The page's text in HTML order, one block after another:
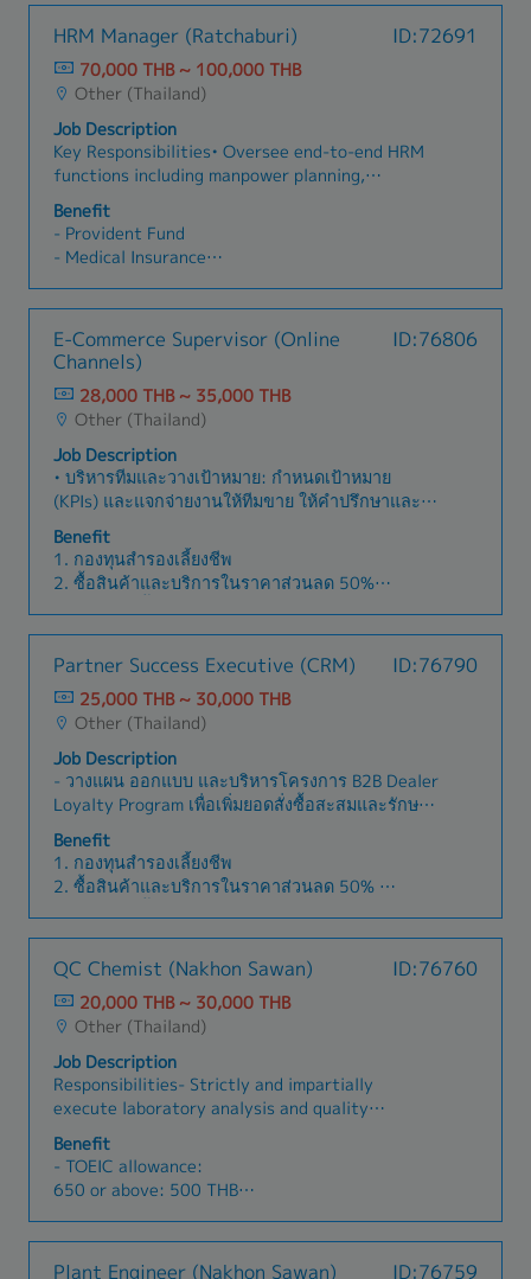
automations e.g. PLC, HMI, Sensor, etc.- Using
CAD software for drawing 2D & 3D design and
simulation - Coordinate with supplier for
Automation’s fabrication.- Preparation of
progressive weekly/monthly report of assigned
project.- Support quote and provide automation
solutions and technical to team and the
customers.- Take consulting role to support for
troubleshooting, maintenance, and manage of
required spare parts
- Group Life Insurance cover for Death and
Accidental case including to hospitalized
expenses (IPD).
- Medical Expenses claimed with the company
for OPD (Out-Patient) case.
- Provident Fund
- Annual Health Check-up
- Company’s gathering party and outing trip
HRM Manager (Ratchaburi) ID:72691
70,000 THB ~ 100,000 THB
Other (Thailand)
Job Description
Key Responsibilities• Oversee end-to-end HRM
functions including manpower planning,
recruitment, compensation, and benefits •
Develop annual manpower plans and budgets
aligned with organizational structure and
business needs • Drive proactive recruitment
strategies and sourcing approaches to attract
structure, workforce planning, and team
operations systematically • Design and manage
compensation, benefits, and incentive programs
aligned with job levels and business objectives •
regulations, and labor law matters to
management and employees
Benefit
- Provident Fund
- Medical Insurance
- Bonus
- Merit Increment
E-Commerce Supervisor (Online
Channels)
ID:76806
28,000 THB ~ 35,000 THB
Other (Thailand)
Job Description
• บริหารทีมและวางเป้าหมาย: กำหนดเป้าหมาย
(KPIs) และแจกจ่ายงานให้ทีมขาย ให้คำปรึกษาและ
เป็นโค้ชเพื่อปิดการขาย• ควบคุมช่องทางออนไลน์
ดูแลร้านค้าบน [Marketplace] ต่างๆ เช่น Shopee,
Lazada และ TikTok รวมถึงจัดการโฆษณาบน Social
Media เพื่อกระตุ้นยอดขายและ Traffic• จัดการระบบ
หลังบ้าน ควบคุมคุณภาพการตอบแชท (Chat
ต่อรูปภาพสินค้าเพื่อใช้ในการขายแพลตฟอร์มดิจิทัล•
วางแผนร่วมกับฝ่ายการตลาดในการทำ Flash Sale,
โปรโมชั่นประจำเดือน (Double Day) และการซื้อ
โฆษณา• ดูแลความพึงพอใจของลูกค้าและจัดการ
ปัญหาต่างๆ ที่เกิดขึ้นเพื่อสร้างความเชื่อถือระยะยาว•
ประสานงานกับแผนกอื่นๆ เช่น โลจิสติกส์ และบัญชี
เพื่อให้บริการลูกค้าราบรื่น
Benefit
1. กองทุนสำรองเลี้ยงชีพ
2. ซื้อสินค้าและบริการในราคาส่วนลด 50%
เงื่อนไข*
4. มีการปรับเงินเดือนและจ่ายโบนัสประจำปี (ตามผล
ประกอบการ)
5. มอบทองคำสำหรับพนักงานที่มีอายุงานครบตาม
เงื่อนไข
6. เงินช่วยเหลือกรณีพนักงานและญาติพนักงานเสีย
ชีวิต
7. ประกันกลุ่ม
8. ตรวจสุขภาพประจำปี
9. วันลาทุกประเภทตามเกณฑ์บริษัททั่วไป
Partner Success Executive (CRM) ID:76790
25,000 THB ~ 30,000 THB
Other (Thailand)
Job Description
- วางแผน ออกแบบ และบริหารโครงการ B2B Dealer
Loyalty Program เพื่อเพิ่มยอดสั่งซื้อสะสมและรักษา
ความสัมพันธ์อันดีกับกลุ่มดีลเลอร์ - ควบคุมดูแลและ
ตรวจสอบระบบลงทะเบียนรับประกันยางออนไลน์
(B2C Tire Warranty) เพื่อบริหารจัดการ First-party
Data ให้ถูกต้องและปลอดภัย - บริหารจัดการระบบ
CRM (LINE OA SMS Email) เพื่อส่งมอบสิทธิ
วงจรการใช้งานของลูกค้าแต่ละกลุ่ม - พัฒนาและ
ออกแบบสิทธิประโยชน์บริการหลังการขาย (After-
sales Perks) และกิจกรรมส่งเสริมการขายเพื่อดึงดูด
ลูกค้าให้กลับมาใช้บริการที่ร้านดีลเลอร์ - ดำเนินการ
สำรวจ ติดตาม และสรุปผลดัชนีความพึงพอใจของ
ลูกค้า (NPS & Customer Feedback) เพื่อนำมา
ประเมินและปรับปรุงผลิตภัณฑ์และการบริการ - จัดทำ
และผลักดันแคมเปญ Referral Program (เพื่อน
แนะนำเพื่อน) เพื่อกระตุ้นยอดขายและขยายฐาน
ลูกค้าใหม่ด้วยพลังบอกต่ออย่างมีประสิทธิภาพ -
Benefit
1. กองทุนสำรองเลี้ยงชีพ
2. ซื้อสินค้าและบริการในราคาส่วนลด 50%
เงื่อนไข*
4. มีการปรับเงินเดือนและจ่ายโบนัสประจำปี (ตามผล
ประกอบการ)
5. มอบทองคำสำหรับพนักงานที่มีอายุงานครบตาม
เงื่อนไข
6. เงินช่วยเหลือกรณีพนักงานและญาติพนักงานเสีย
ชีวิต
7. ประกันกลุ่ม
8. ตรวจสุขภาพประจำปี
9. วันลาทุกประเภทตามเกณฑ์บริษัททั่วไป
QC Chemist (Nakhon Sawan) ID:76760
20,000 THB ~ 30,000 THB
Other (Thailand)
Job Description
Responsibilities- Strictly and impartially
execute laboratory analysis and quality
inspections of liquid carbon dioxide (Liquid CO₂)
in accordance with Standard Operating
Procedures (SOPs) and quality control
regulations. - Learn and implement quality
testing methods compliant with the "Thailand
Specifications and Standards for Food Additives
Benefit
- TOEIC allowance:
650 or above: 500 THB
- JLPT allowance:
N1: 8,000 THB
Plant Engineer (Nakhon Sawan) ID:76759